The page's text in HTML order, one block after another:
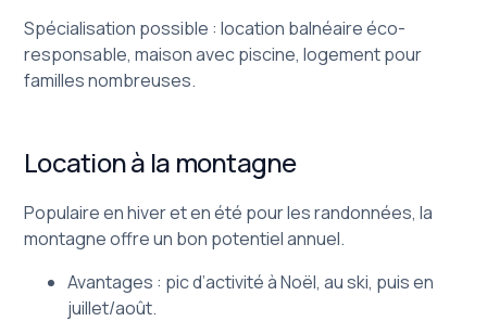
Spécialisation possible : location balnéaire éco-
responsable, maison avec piscine, logement pour
familles nombreuses.
Location à la montagne
Populaire en hiver et en été pour les randonnées, la
montagne offre un bon potentiel annuel.
Avantages : pic d’activité à Noël, au ski, puis en
juillet/août.